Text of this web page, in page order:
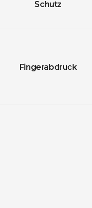
Schutz
Fingerabdruck